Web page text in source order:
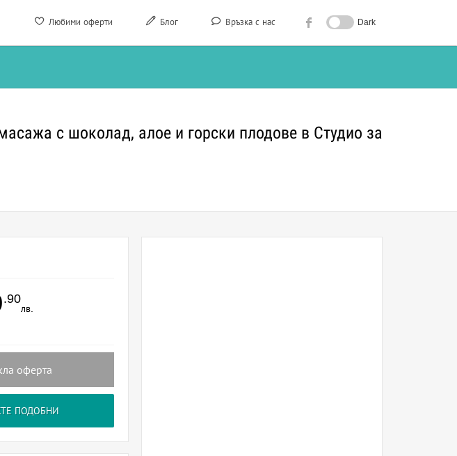
Любими оферти Блог Връзка с нас Dark
с шоколад, алое и горски плодове в Студио за
.90
лв.
оферта
ПОДОБНИ